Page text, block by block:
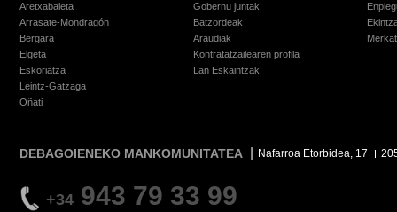
Aretxabaleta
Arrasate-Mondragón
Bergara
Elgeta
Eskoriatza
Leintz-Gatzaga
Oñati
Gobernu juntak
Batzordeak
Araudiak
Kontratatzailearen profila
Lan Eskaintzak
DEBAGOIENEKO MANKOMUNITATEA Nafarroa Etorbidea, 17
+34 943 79 33 99